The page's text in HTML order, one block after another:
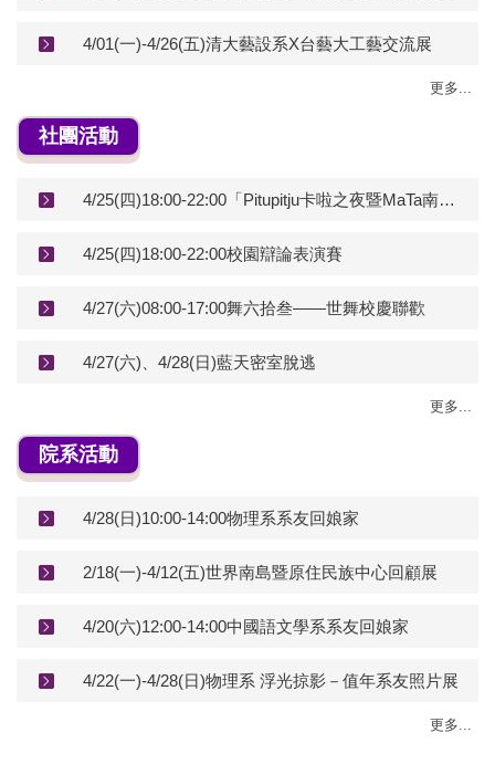
4/01(一)-4/26(五)清大藝設系X台藝大工藝交流展
更多...
社團活動
4/25(四)18:00-22:00「Pitupitju卡啦之夜暨MaTa南島文化交流分享會」
4/25(四)18:00-22:00校園辯論表演賽
4/27(六)08:00-17:00舞六拾叁——世舞校慶聯歡
4/27(六)、4/28(日)藍天密室脫逃
更多...
院系活動
4/28(日)10:00-14:00物理系系友回娘家
2/18(一)-4/12(五)世界南島暨原住民族中心回顧展
4/20(六)12:00-14:00中國語文學系系友回娘家
4/22(一)-4/28(日)物理系 浮光掠影－值年系友照片展
更多...